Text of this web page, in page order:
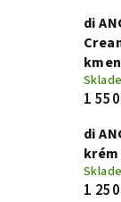
di
1
di
1